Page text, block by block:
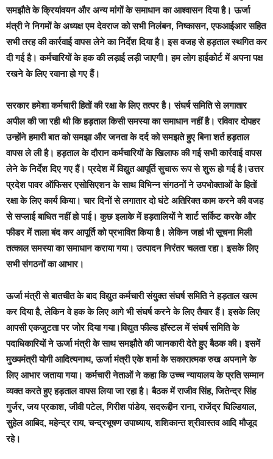
समझौते के क्रियांवयन और अन्य मांगों के समाधान का आश्वासन दिया है। ऊर्जा
मंत्री ने निगमों के अध्यक्ष एम देवराज को सभी निलंबन, निष्कासन, एफआईआर सहित
सभी तरह की कार्रवाई वापस लेने का निर्देश दिया है। इस वजह से हड़ताल स्थगित कर
दी गई है। कर्मचारियों के हक की लड़ाई लड़ी जाएगी। हम लोग हाईकोर्ट में अपना पक्ष
रखने के लिए रवाना हो गए हैं।
सरकार हमेशा कर्मचारी हितों की रक्षा के लिए तत्पर है। संघर्ष समिति से लगातार
अपील की जा रही थी कि हड़ताल किसी समस्या का समाधान नहीं है। रविवार दोपहर
उन्होंने हमारी बात को समझा और जनता के दर्द को समझते हुए बिना शर्त हड़ताल
वापस ले ली है। हड़ताल के दौरान कर्मचारियों के खिलाफ की गई सभी कार्रवाई वापस
लेने के निर्देश दिए गए हैं। प्रदेश में विद्युत आपूर्ति सुचारू रूप से शुरू हो गई है।उत्तर
प्रदेश पावर ऑफिसर एसोसिएशन के साथ विभिन्न संगठनों ने उपभोक्ताओं के हितों
रक्षा के लिए कार्य किया। चार दिनों से लगातार दो घंटे अतिरिक्त काम करने की वजह
से सप्लाई बाधित नहीं हो पाई। कुछ इलाके में हड़तालियों ने शार्ट सर्किट करके और
फीडर में ताला बंद कर आपूर्ति को प्रभावित किया है। लेकिन जहां भी सूचना मिली
तत्काल समस्या का समाधान कराया गया। उत्पादन निरंतर चलता रहा। इसके लिए
सभी संगठनों का आभार।
ऊर्जा मंत्री से बातचीत के बाद विद्युत कर्मचारी संयुक्त संघर्ष समिति ने हड़ताल खत्म
कर दिया है, लेकिन वे हक के लिए आगे भी संघर्ष करने के लिए तैयार हैं। इसके लिए
आपसी एकजुटता पर जोर दिया गया।विद्युत फील्ड हॉस्टल में संघर्ष समिति के
पदाधिकारियों ने ऊर्जा मंत्री के साथ समझौते की जानकारी देते हुए बैठक की। इसमें
मु्ख्यमंत्री योगी आदित्यनाथ, ऊर्जा मंत्री एके शर्मा के सकारात्मक रुख अपनाने के
लिए आभार जताया गया। कर्मचारी नेताओं ने कहा कि उच्च न्यायालय के प्रति सम्मान
व्यक्त करते हुए हड़ताल वापस लिया जा रहा है। बैठक में राजीव सिंह, जितेन्द्र सिंह
गुर्जर, जय प्रकाश, जीवी पटेल, गिरीश पांडेय, सदरूद्दीन राना, राजेंद्र घिल्डियाल,
सुहेल आबिद, महेन्द्र राय, चन्द्रभूषण उपाध्याय, शशिकान्त श्रीवास्तव आदि मौजूद
रहे।